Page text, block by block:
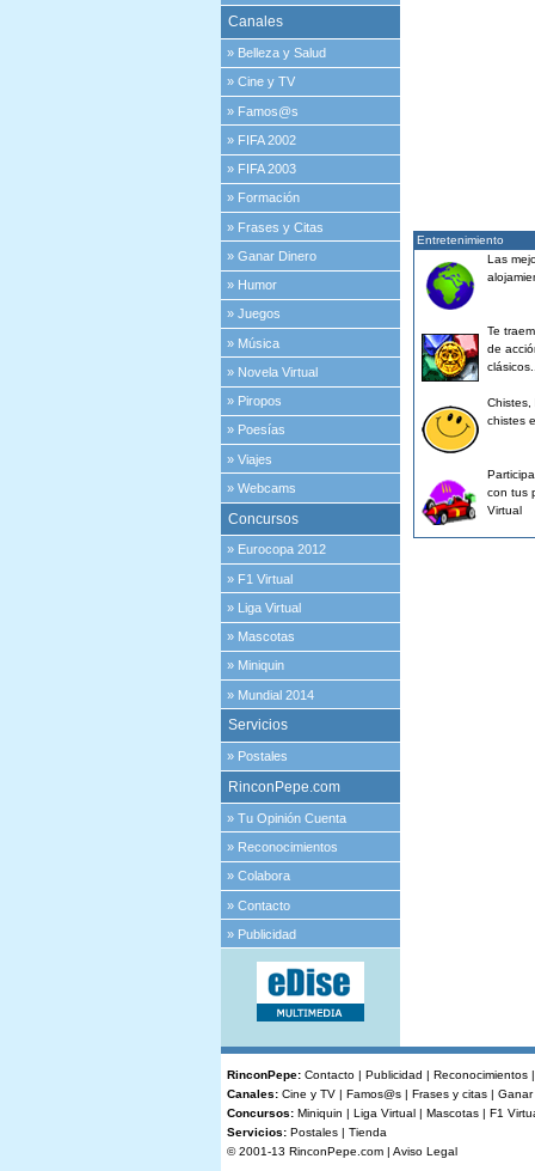
Canales
» Belleza y Salud
»Cine y TV
» Famos@s
» FIFA 2002
» FIFA 2003
» Formación
» Frases y Citas
»Ganar Dinero
» Humor
»Juegos
» Música
» Novela Virtual
» Piropos
» Poesías
»Viajes
»Webcams
Concursos
» Eurocopa 2012
» F1 Virtual
» Liga Virtual
» Mascotas
» Miniquin
» Mundial 2014
Servicios
» Postales
RinconPepe.com
»Tu Opinión Cuenta
» Reconocimientos
»Colabora
»Contacto
» Publicidad
Entretenimiento
Las
Te
de
clásicos...
Chistes,
chistes
con tus
Virtual
RinconPepe: Contacto| Publicidad | Reconocimientos|
Canales: Cine y TV| Famos@s| Frases y citas| Ganar
Concursos: Miniquin | Liga Virtual| Mascotas| F1
Servicios: Postales| Tienda
© 2001-13 RinconPepe.com | Aviso Legal